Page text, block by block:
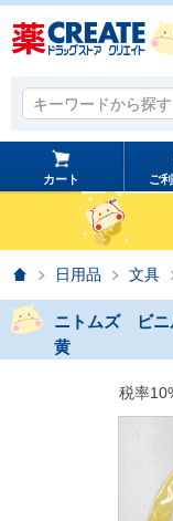
キーワードから探す
キーワードから探す
カート ご
ホーム日用品 文具
ニトムズ ビ
黄
税率